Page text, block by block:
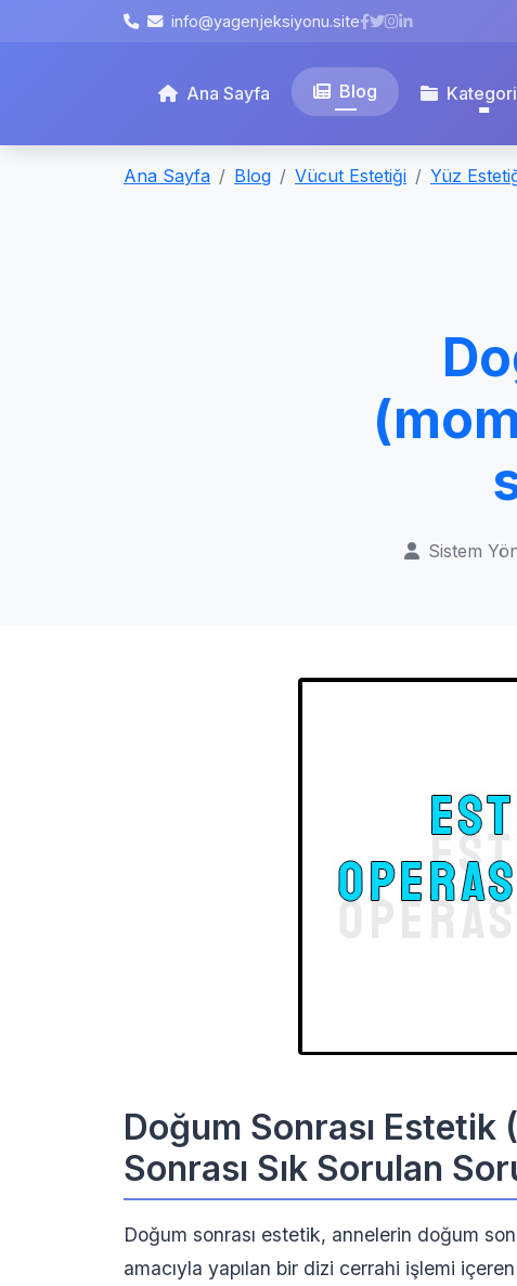
info@yagenjeksiyonu.site
Ana Sayfa Blog
Ana Sayfa Blog Vücut Estetiği Yüz
Sistem
Doğum Sonrası
Sonrası Sık Sorulan
Doğum sonrası estetik, annelerin doğum
amacıyla yapılan bir dizi cerrahi işlemi